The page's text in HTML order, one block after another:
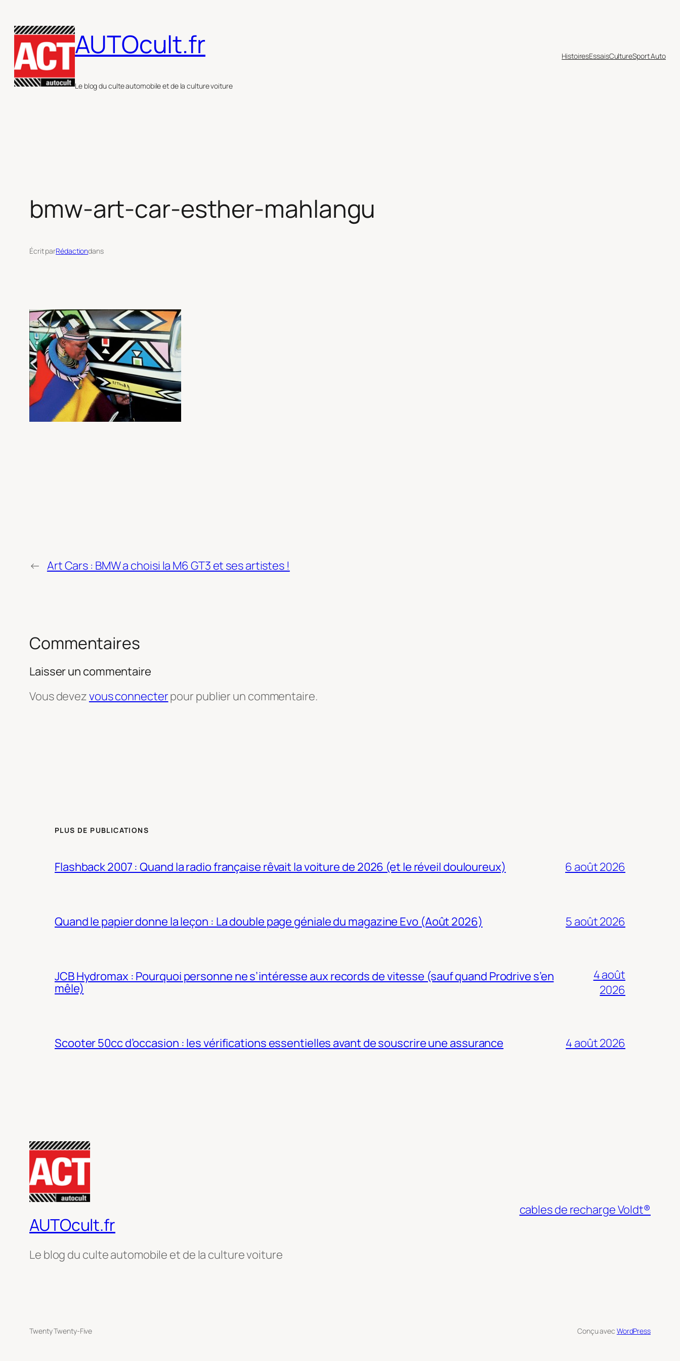
au
contenu
AUTOcult.fr
Le blog du culte automobile et de la culture voiture
HistoiresEssaisCultureSport Auto
bmw-art-car-esther-mahlangu
Écrit parRédactiondans
← Art Cars : BMW a choisi la M6 GT3 et ses artistes !
Commentaires
Laisser un commentaire
Vous devezvous connecterpour publier un commentaire.
PLUS DE PUBLICATIONS
Flashback 2007 : Quand la radio française rêvait la voiture de 2026 (et le réveil douloureux) 6 août 2026
Quand le papier donne la leçon : La double page géniale du magazine Evo (Août 2026) 5 août 2026
JCB Hydromax : Pourquoi personne ne s’intéresse aux records de vitesse (sauf quand Prodrive s’en
mêle)
4 août
2026
Scooter 50cc d’occasion : les vérifications essentielles avant de souscrire une assurance 4 août 2026
AUTOcult.fr
Le blog du culte automobile et de la culture voiture
cables de recharge Voldt®
Twenty Twenty-Five Conçu avec WordPress